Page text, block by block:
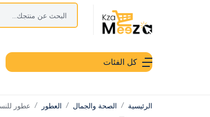
كل الفئات
الرئيسية الصحة والجمال العطور عطور